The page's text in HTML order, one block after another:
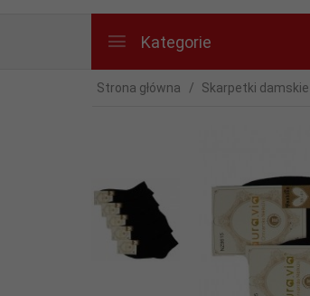
Kategorie
Strona główna Skarpetki damskie